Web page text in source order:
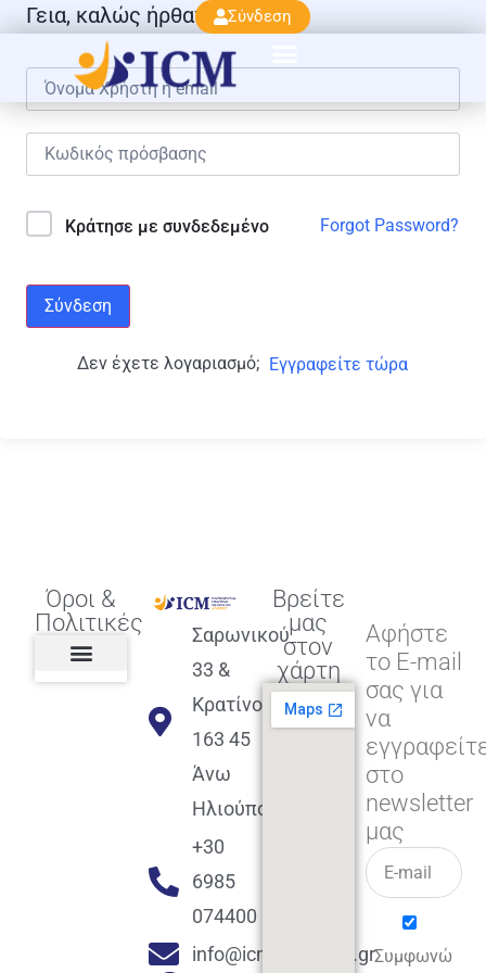
Σύνδεση
Γεια, καλώς ήρθατε πάλι!
Κράτησε με συνδεδεμένο Forgot Password?
Σύνδεση
Δεν έχετε λογαριασμό; Εγγραφείτε τώρα
Όροι &
Πολιτικές
Σαρωνικού
33 &
Κρατίνου
163 45
Άνω
Ηλιούπολη
+30
6985
074400
info@icmacademy.gr
Βρείτε
μας
στον
χάρτη
Αφήστε
το E-mail
σας για
να
στο
newsletter
μας
Συμφωνώ